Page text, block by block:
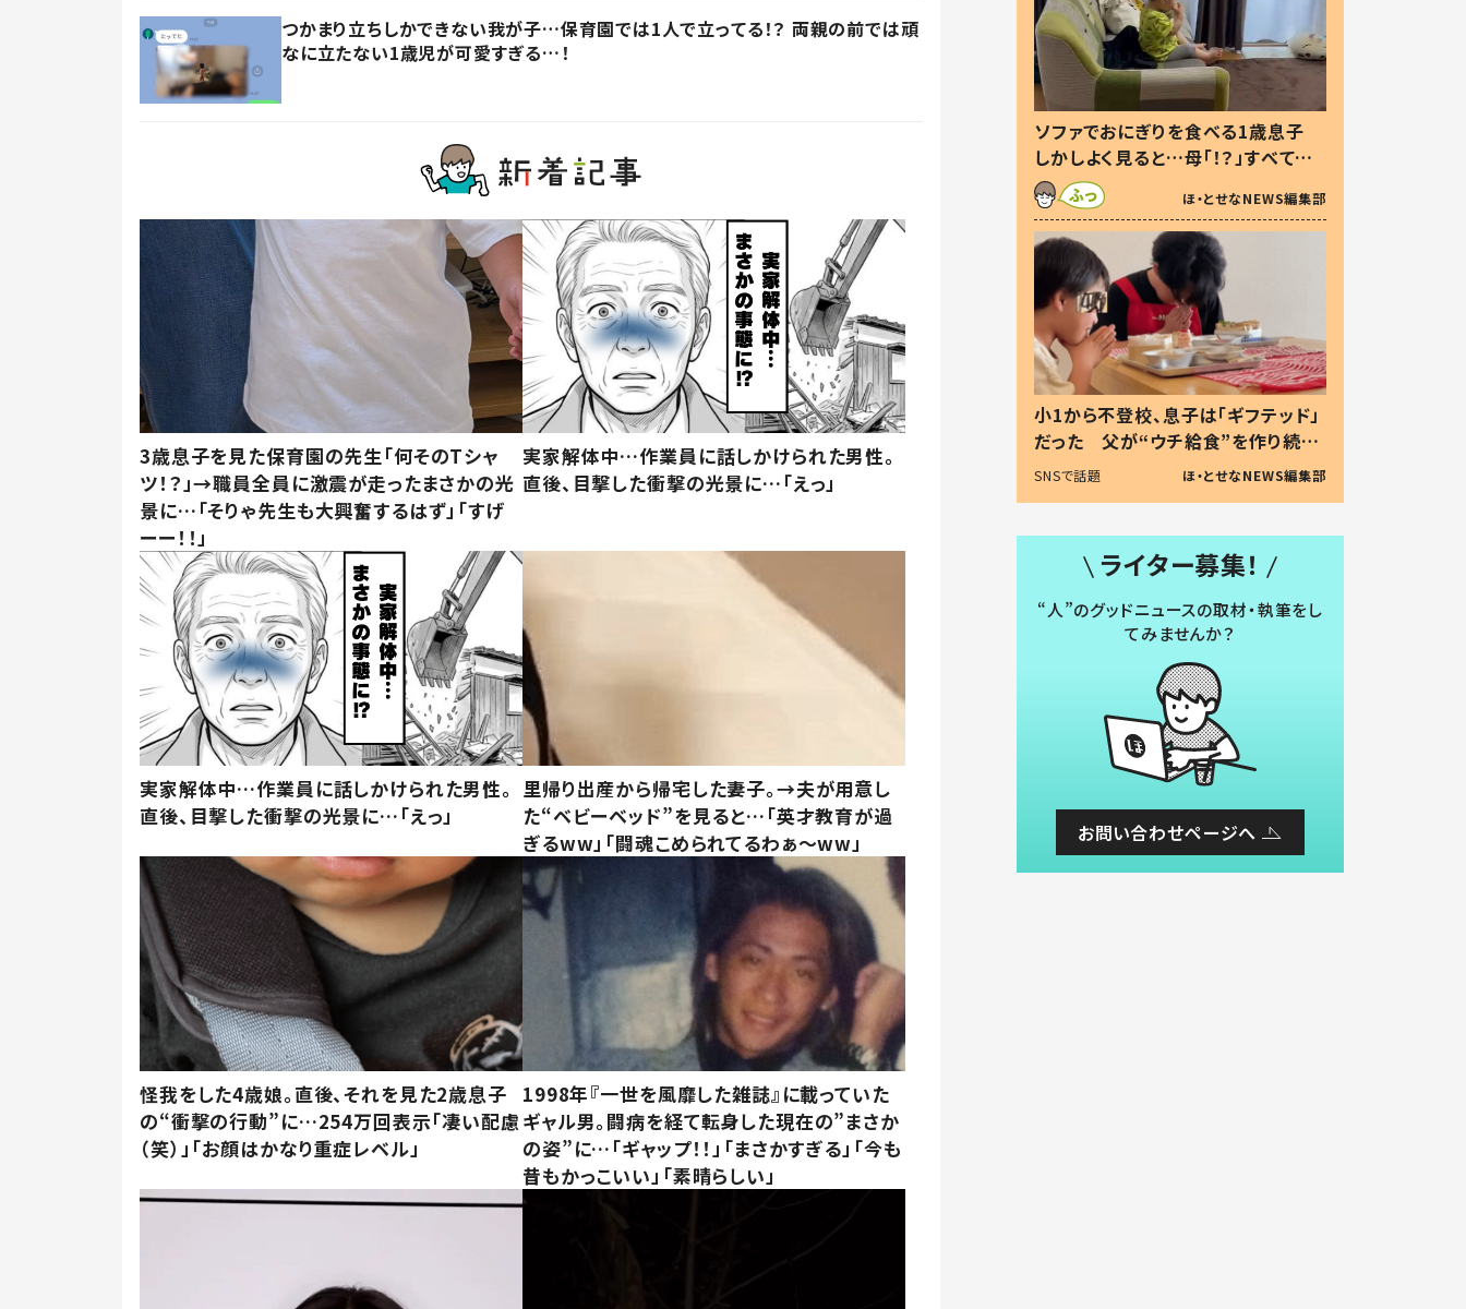
つかまり立ちしかできない我が子…保育園では1人で立ってる！？ 両親の前では頑
なに立たない1歳児が可愛すぎる…！
3歳息子を見た保育園の先生「何そのTシャ
ツ！？」→職員全員に激震が走ったまさかの光
景に…「そりゃ先生も大興奮するはず」「すげ
ーー！！」
実家解体中…作業員に話しかけられた男性。
直後、目撃した衝撃の光景に…「えっ」
実家解体中…作業員に話しかけられた男性。
直後、目撃した衝撃の光景に…「えっ」
里帰り出産から帰宅した妻子。→夫が用意し
た“ベビーベッド”を見ると…「英才教育が過
ぎるww」「闘魂こめられてるわぁ～ww」
怪我をした4歳娘。直後、それを見た2歳息子
の“衝撃の行動”に…254万回表示「凄い配慮
（笑）」「お顔はかなり重症レベル」
1998年『一世を風靡した雑誌』に載っていた
ギャル男。闘病を経て転身した現在の”まさか
の姿”に…「ギャップ！！」「まさかすぎる」「今も
昔もかっこいい」「素晴らしい」
ソファでおにぎりを食べる1歳息子
しかしよく見ると…母「！？」すべてを
察した母の投稿に「可愛いから許
す！」「現行犯〜」
ほ・とせなNEWS編集部
小1から不登校、息子は「ギフテッド」
だった 父が“ウチ給食”を作り続け
る理由とは #令和の親 #令和の子
SNSで話題 ほ・とせなNEWS編集部
ライター募集！
“人”のグッドニュースの取材・執筆をし
てみませんか？
お問い合わせページへ